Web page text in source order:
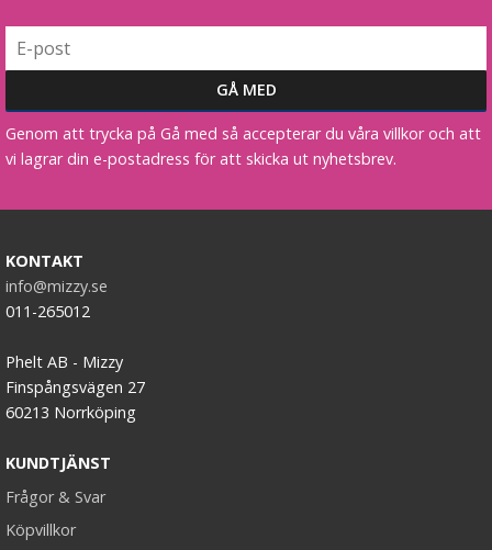
Genom att trycka på Gå med så accepterar du våra villkor och att
vi lagrar din e-postadress för att skicka ut nyhetsbrev.
KONTAKT
info@mizzy.se
011-265012
Phelt AB - Mizzy
Finspångsvägen 27
60213 Norrköping
KUNDTJÄNST
Frågor & Svar
Köpvillkor